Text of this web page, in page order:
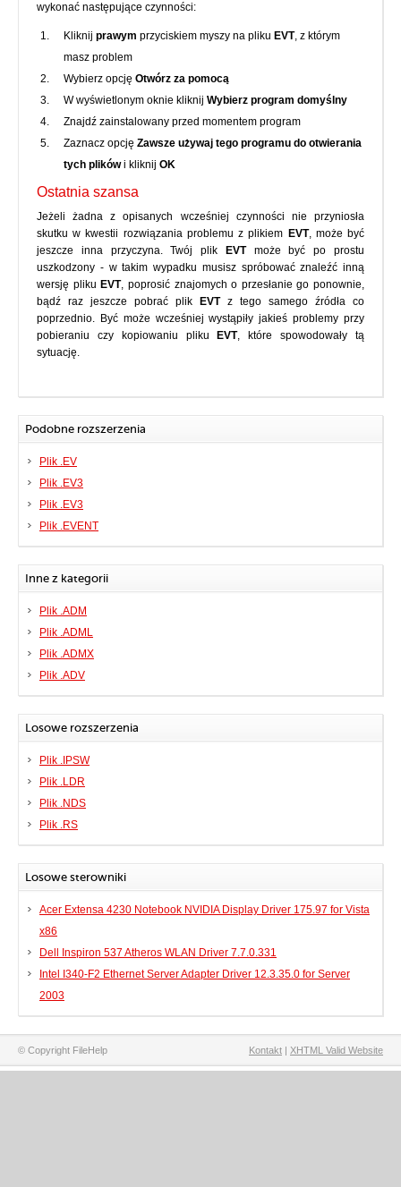
wykonać następujące czynności:
Kliknij prawym przyciskiem myszy na pliku EVT, z którym
masz problem
Wybierz opcję Otwórz za pomocą
W wyświetlonym oknie kliknij Wybierz program domyślny
Znajdź zainstalowany przed momentem program
Zaznacz opcję Zawsze używaj tego programu do otwierania
tych plikówi kliknij OK
Ostatnia szansa
Jeżeli żadna z opisanych wcześniej czynności nie przyniosła
skutku w kwestii rozwiązania problemu z plikiem EVT, może być
jeszcze inna przyczyna. Twój plik
EVTmoże być po prostu
uszkodzony - w takim wypadku musisz spróbować znaleźć inną
wersję pliku EVT, poprosić znajomych o przesłanie go ponownie,
bądź raz jeszcze pobrać plik
EVTz tego samego źródła co
poprzednio. Być może wcześniej wystąpiły jakieś problemy przy
pobieraniu czy kopiowaniu pliku
EVT, które spowodowały tą
sytuację.
Podobne rozszerzenia
Plik .EV
Plik .EV3
Plik .EV3
Plik .EVENT
Inne z kategorii
Plik .ADM
Plik .ADML
Plik .ADMX
Plik .ADV
Losowe rozszerzenia
Plik .IPSW
Plik .LDR
Plik .NDS
Plik .RS
Losowe sterowniki
Acer Extensa 4230 Notebook NVIDIA Display Driver 175.97 for Vista
x86
Dell Inspiron 537 Atheros WLAN Driver 7.7.0.331
Intel I340-F2 Ethernet Server Adapter Driver 12.3.35.0 for Server
2003
© Copyright FileHelp Kontakt | XHTML Valid Website